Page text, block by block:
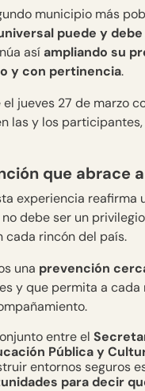
municipio más
puede y
asíampliando su
y con pertinencia.
jueves 27 de marzo
las y los
que abrace
experiencia reafirma
debe ser un
cada rincón del país.
una prevención
y que permita a
entre el
Pública y
entornos seguros
para decir